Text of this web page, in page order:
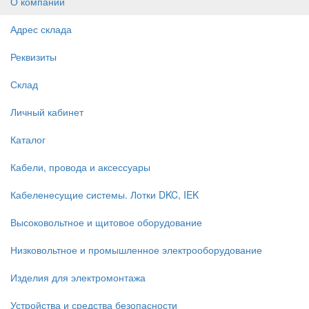
Адрес склада
Реквизиты
Склад
Личный кабинет
Каталог
Кабели, провода и аксессуары
Кабеленесущие системы. Лотки DKC, IEK
Высоковольтное и щитовое оборудование
Низковольтное и промышленное электрооборудование
Изделия для электромонтажа
Устройства и средства безопасности